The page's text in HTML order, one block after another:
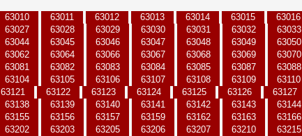
63010 63011 63012 63013 63014 63015 63016
63027 63028 63029 63030 63031 63032 63033
63044 63045 63046 63047 63048 63049 63050
63062 63064 63066 63067 63068 63069 63070
63081 63082 63083 63084 63085 63087 63088
63104 63105 63106 63107 63108 63109 63110
63121 63122 63123 63124 63125 63126 63127
63138 63139 63140 63141 63142 63143 63144
63155 63156 63157 63159 63162 63163 63166
63202 63203 63205 63206 63207 63210 63215